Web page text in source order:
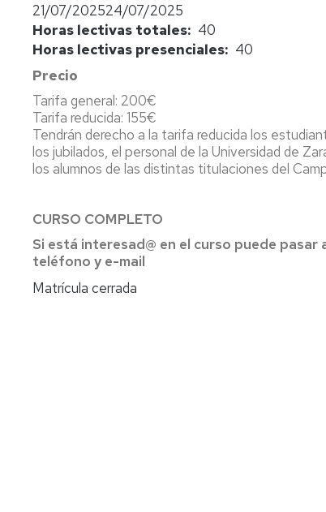
21/07/202524/07/2025
Horas lectivas totales
40
Horas lectivas presenciales
40
Precio
Tarifa general: 200€
Tarifa reducida: 155€
Tendrán derecho a la tarifa reducida los
los jubilados, el personal de la Universidad de
los alumnos de las distintas titulaciones del
CURSO COMPLETO
Si está interesad@ en el curso puede
teléfono y e-mail
Matrícula cerrada